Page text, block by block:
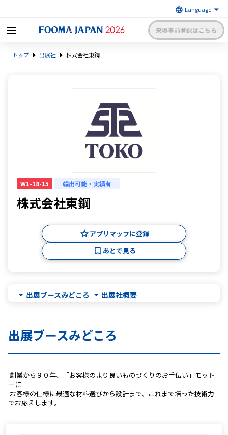
来場事前登録はこちら
級の食品製造総合展〜 | 一般社
English 簡体中文
トップ 出展社 株式会社東鋼
W1-18-15 輸出可能・実績有
株式会社東鋼
アプリマップに登録
あとで見る
出展ブースみどころ 出展社概要
出展ブースみどころ
ーに
でお応えします。